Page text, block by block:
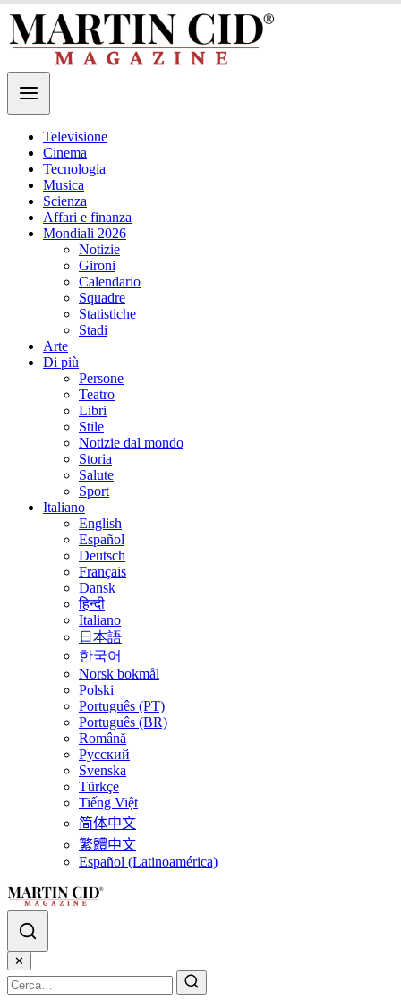
Televisione
Cinema
Tecnologia
Musica
Scienza
Affari e finanza
Mondiali 2026
Notizie
Gironi
Calendario
Squadre
Statistiche
Stadi
Arte
Di più
Persone
Teatro
Libri
Stile
Notizie dal mondo
Storia
Salute
Sport
Italiano
English
Español
Deutsch
Français
Dansk
हिन्दी
Italiano
日本語
한국어
Norsk bokmål
Polski
Português (PT)
Português (BR)
Română
Русский
Svenska
Türkçe
Tiếng Việt
简体中文
繁體中文
Español (Latinoamérica)
✕